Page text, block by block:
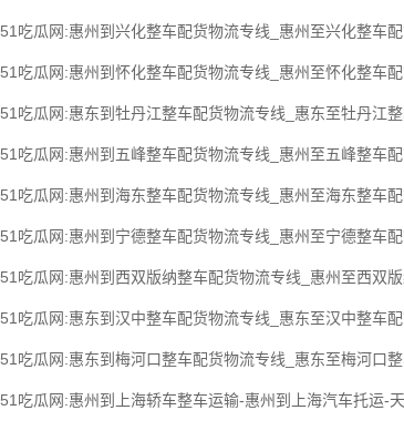
51吃瓜网:惠州到兴化整车配货物流专线_惠州至兴化整车
51吃瓜网:惠州到怀化整车配货物流专线_惠州至怀化整车
51吃瓜网:惠东到牡丹江整车配货物流专线_惠东至牡丹江
51吃瓜网:惠州到五峰整车配货物流专线_惠州至五峰整车
51吃瓜网:惠州到海东整车配货物流专线_惠州至海东整车
51吃瓜网:惠州到宁德整车配货物流专线_惠州至宁德整车
51吃瓜网:惠州到西双版纳整车配货物流专线_惠州至西双
51吃瓜网:惠东到汉中整车配货物流专线_惠东至汉中整车
51吃瓜网:惠东到梅河口整车配货物流专线_惠东至梅河口
51吃瓜网:惠州到上海轿车整车运输-惠州到上海汽车托运-